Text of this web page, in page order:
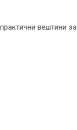
вештини за